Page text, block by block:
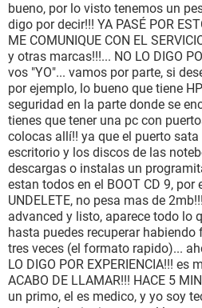
bueno, por lo visto tenemos un
digo por decir!!! YA PASÉ POR
ME COMUNIQUE CON EL
y otras marcas!!!... NO LO DIGO
vos "YO"... vamos por parte, si
por ejemplo, lo bueno que tiene
seguridad en la parte donde se
tienes que tener una pc con
colocas allí!! ya que el puerto
escritorio y los discos de las
descargas o instalas un
estan todos en el BOOT CD 9, por
UNDELETE, no pesa mas de
advanced y listo, aparece todo lo
hasta puedes recuperar
tres veces (el formato rapido)...
LO DIGO POR EXPERIENCIA!!! es
ACABO DE LLAMAR!!! HACE 5
un primo, el es medico, y yo soy